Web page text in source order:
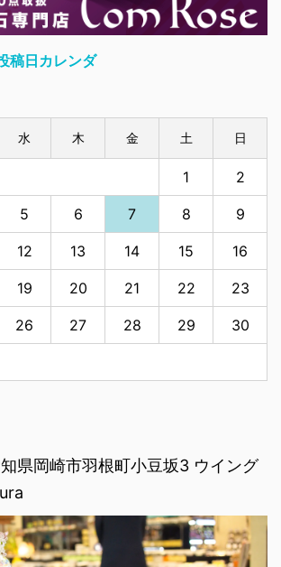
稿日カレンダ
水 木 金 土 日
1 2
5 6 7 8 9
12 13 14 15 16
19 20 21 22 23
26 27 28 29 30
県岡崎市羽根町小豆坂3 ウイング